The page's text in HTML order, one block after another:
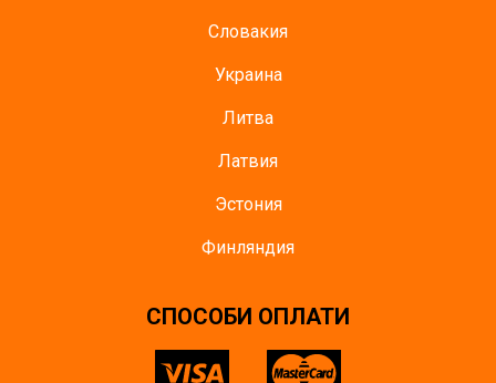
Словакия
Украина
Литва
Латвия
Эстония
Финляндия
СПОСОБИ ОПЛАТИ